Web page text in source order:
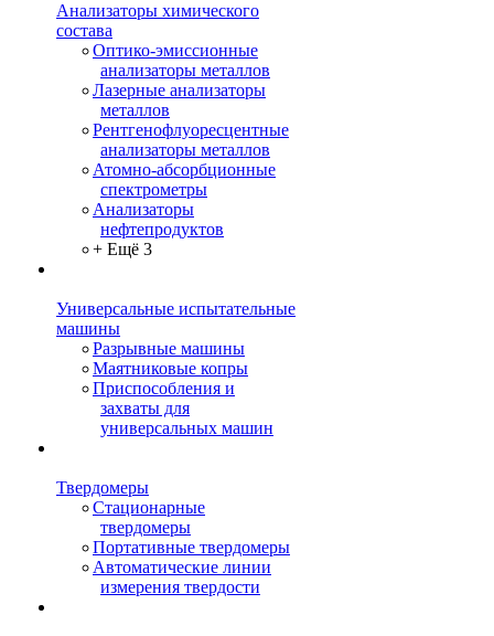
Анализаторы химического
состава
Оптико-эмиссионные
анализаторы металлов
Лазерные анализаторы
металлов
Рентгенофлуоресцентные
анализаторы металлов
Атомно-абсорбционные
спектрометры
Анализаторы
нефтепродуктов
+ Ещё 3
Универсальные испытательные
машины
Разрывные машины
Маятниковые копры
Приспособления и
захваты для
универсальных машин
Твердомеры
Стационарные
твердомеры
Портативные твердомеры
Автоматические линии
измерения твердости